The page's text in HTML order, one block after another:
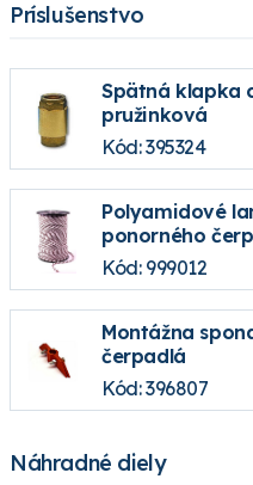
Príslušenstvo
Spätná klapka
pružinková
Kód: 395324
Polyamidové
ponorného
Kód: 999012
Montážna
čerpadlá
Kód: 396807
Náhradné diely